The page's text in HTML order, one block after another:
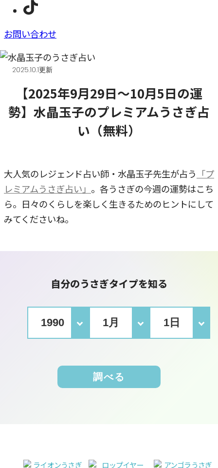
お問い合わせ
2025.10.1更新
【2025年9月29日～10月5日の運
勢】水晶玉子のプレミアムうさぎ占
い（無料）
大人気のレジェンド占い師・水晶玉子先生が占う 「プ
レミアムうさぎ占い」 。各うさぎの今週の運勢はこち
ら。日々のくらしを楽しく生きるためのヒントにして
みてくださいね。
自分のうさぎタイプを知る
調べる